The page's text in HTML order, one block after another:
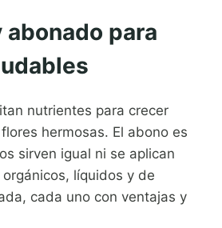
para
nutrientes para crecer
hermosas. El abono es
sirven igual ni se aplican
líquidos y de
cada uno con ventajas y